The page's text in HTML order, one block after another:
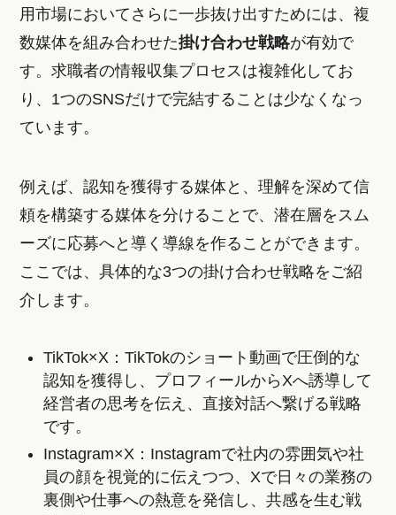
用市場においてさらに一歩抜け出すためには、複
数媒体を組み合わせた掛け合わせ戦略が有効で
す。求職者の情報収集プロセスは複雑化してお
り、1つのSNSだけで完結することは少なくなっ
ています。
例えば、認知を獲得する媒体と、理解を深めて信
頼を構築する媒体を分けることで、潜在層をスム
ーズに応募へと導く導線を作ることができます。
ここでは、具体的な3つの掛け合わせ戦略をご紹
介します。
TikTok×X：TikTokのショート動画で圧倒的な
認知を獲得し、プロフィールからXへ誘導して
経営者の思考を伝え、直接対話へ繋げる戦略
です。
Instagram×X：Instagramで社内の雰囲気や社
員の顔を視覚的に伝えつつ、Xで日々の業務の
裏側や仕事への熱意を発信し、共感を生む戦